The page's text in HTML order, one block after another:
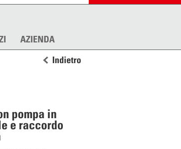
ALTRO
AZIENDA
Indietro
pompa in
e raccordo